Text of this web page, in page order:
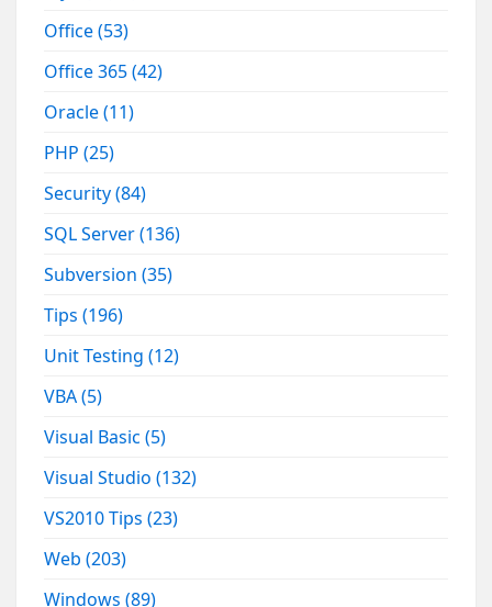
Office(53)
Office 365(42)
Oracle(11)
PHP(25)
Security(84)
SQL Server(136)
Subversion(35)
Tips(196)
Unit Testing(12)
VBA(5)
Visual Basic(5)
Visual Studio(132)
VS2010 Tips(23)
Web(203)
Windows(89)